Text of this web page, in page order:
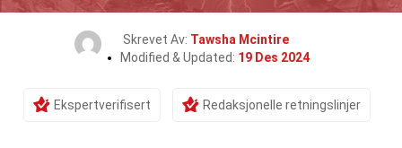
Skrevet Av: Tawsha Mcintire
Modified & Updated: 19 Des 2024
Ekspertverifisert Redaksjonelle retningslinjer